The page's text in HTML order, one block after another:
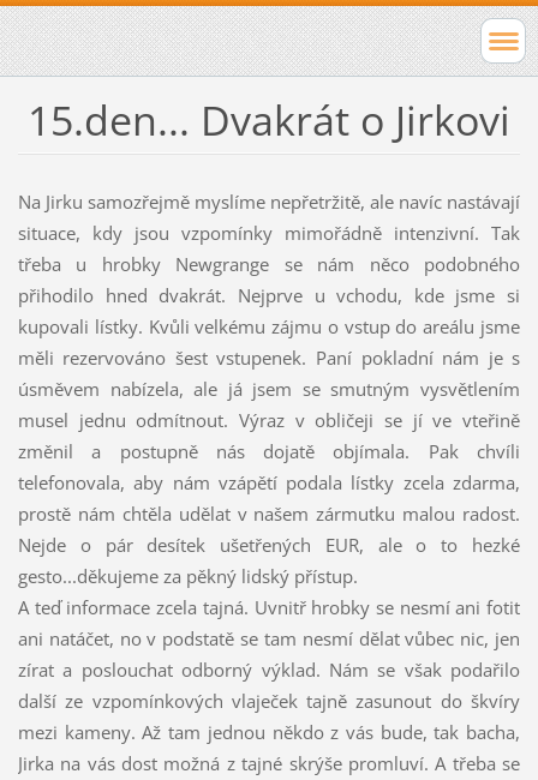
15.den... Dvakrát o Jirkovi
Na Jirku samozřejmě myslíme nepřetržitě, ale navíc nastávají
situace, kdy jsou vzpomínky mimořádně intenzivní. Tak
třeba u hrobky Newgrange se nám něco podobného
přihodilo hned dvakrát. Nejprve u vchodu, kde jsme si
kupovali lístky. Kvůli velkému zájmu o vstup do areálu jsme
měli rezervováno šest vstupenek. Paní pokladní nám je s
úsměvem nabízela, ale já jsem se smutným vysvětlením
musel jednu odmítnout. Výraz v obličeji se jí ve vteřině
změnil a postupně nás dojatě objímala. Pak chvíli
telefonovala, aby nám vzápětí podala lístky zcela zdarma,
prostě nám chtěla udělat v našem zármutku malou radost.
Nejde o pár desítek ušetřených EUR, ale o to hezké
gesto...děkujeme za pěkný lidský přístup.
A teď informace zcela tajná. Uvnitř hrobky se nesmí ani fotit
ani natáčet, no v podstatě se tam nesmí dělat vůbec nic, jen
zírat a poslouchat odborný výklad. Nám se však podařilo
další ze vzpomínkových vlaječek tajně zasunout do škvíry
mezi kameny. Až tam jednou někdo z vás bude, tak bacha,
Jirka na vás dost možná z tajné skrýše promluví. A třeba se